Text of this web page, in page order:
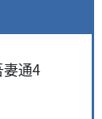
妻通4